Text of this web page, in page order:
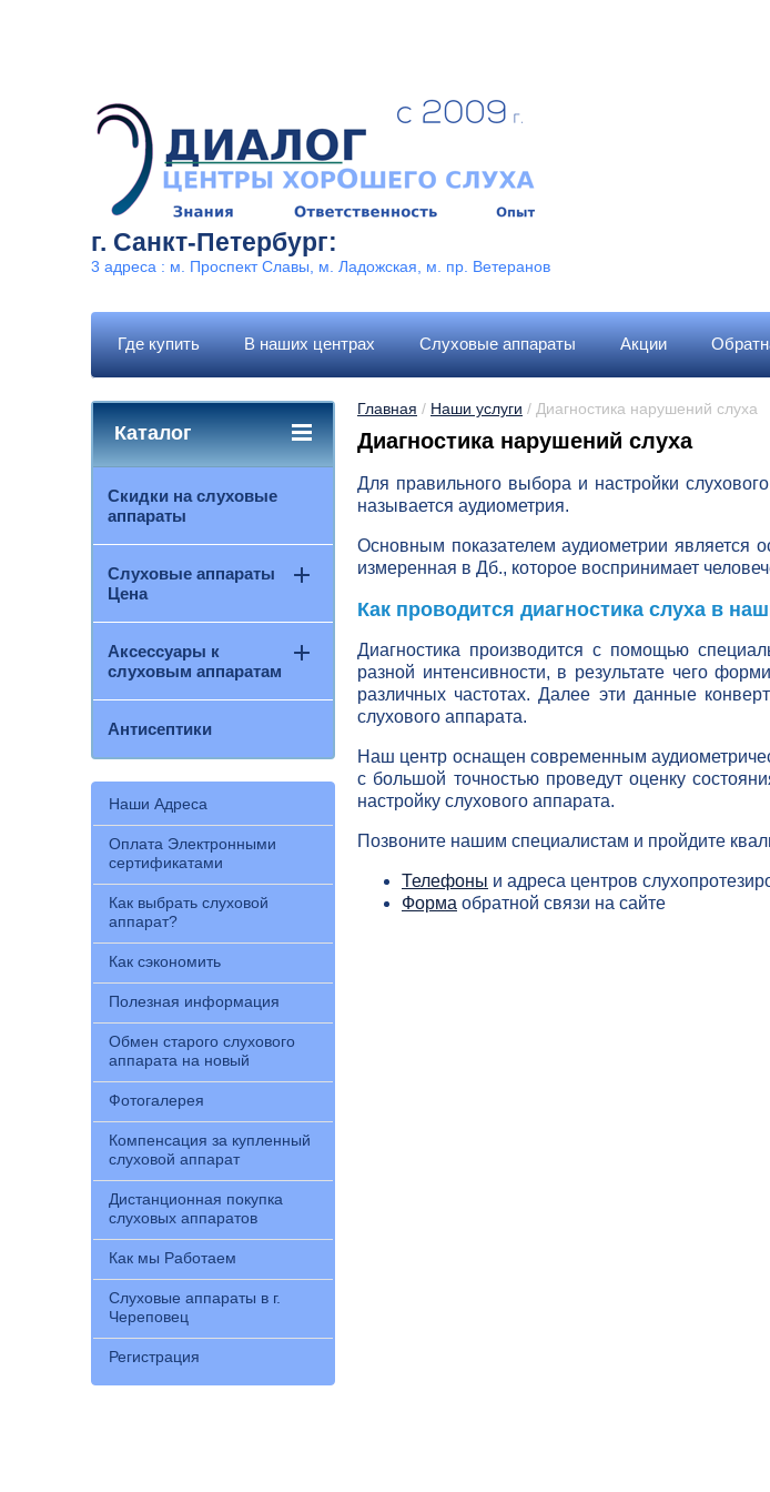
г. Санкт-Петербург:
3 адреса : м. Проспект Славы, м. Ладожская, м. пр. Ветеранов
Где купить В наших центрах Слуховые аппараты Акции
Главная / Наши услуги / Диагностика нарушений слуха
Диагностика нарушений слуха
Для правильного выбора и настройки
называется аудиометрия.
Основным показателем аудиометрии является
измеренная в Дб., которое воспринимает
Как проводится диагностика слуха в
Диагностика производится с помощью
разной интенсивности, в результате чего
различных частотах. Далее эти данные
слухового аппарата.
Наш центр оснащен современным
с большой точностью проведут оценку
настройку слухового аппарата.
Позвоните нашим специалистам и пройдите
Телефоны и адреса центров
Форма обратной связи на сайте
Каталог
Скидки на слуховые
аппараты
Слуховые аппараты
Цена
Аксессуары к
слуховым аппаратам
Антисептики
Наши Адреса
Оплата Электронными
сертификатами
Как выбрать слуховой
аппарат?
Как сэкономить
Полезная информация
Обмен старого слухового
аппарата на новый
Фотогалерея
Компенсация за купленный
слуховой аппарат
Дистанционная покупка
слуховых аппаратов
Как мы Работаем
Слуховые аппараты в г.
Череповец
Регистрация